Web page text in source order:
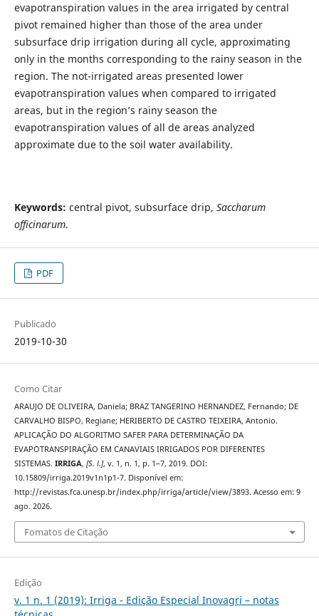
evapotranspiration values in the area irrigated by central
pivot remained higher than those of the area under
subsurface drip irrigation during all cycle, approximating
only in the months corresponding to the rainy season in the
region. The not-irrigated areas presented lower
evapotranspiration values when compared to irrigated
areas, but in the region’s rainy season the
evapotranspiration values of all de areas analyzed
approximate due to the soil water availability.
Keywords: central pivot, subsurface drip, Saccharum
officinarum.
PDF
Publicado
2019-10-30
Como Citar
ARAUJO DE OLIVEIRA, Daniela; BRAZ TANGERINO HERNANDEZ, Fernando; DE
CARVALHO BISPO, Regiane; HERIBERTO DE CASTRO TEIXEIRA, Antonio.
APLICAÇÃO DO ALGORITMO SAFER PARA DETERMINAÇÃO DA
EVAPOTRANSPIRAÇÃO EM CANAVIAIS IRRIGADOS POR DIFERENTES
SISTEMAS. IRRIGA, [S. l.], v. 1, n. 1, p. 1–7, 2019. DOI:
10.15809/irriga.2019v1n1p1-7. Disponível em:
http://revistas.fca.unesp.br/index.php/irriga/article/view/3893. Acesso em: 9
ago. 2026.
Fomatos de Citação
Edição
v. 1 n. 1 (2019): Irriga - Edição Especial Inovagri – notas